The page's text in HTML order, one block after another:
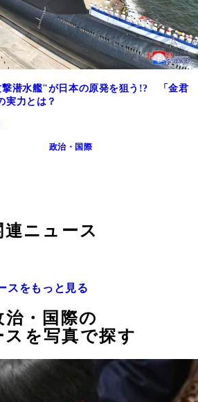
撃潜水艦"が日本の原発を狙う!? 「金君
実力とは？
政治・国際
連ニュース
スをもっと見る
治・国際の
スを写真で探す